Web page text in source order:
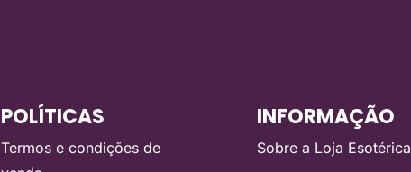
POLÍTICAS
Termos e condições de
INFORMAÇÃO
Sobre a Loja Esotérica